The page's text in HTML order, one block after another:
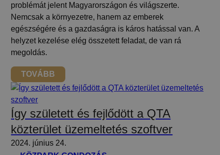
problémát jelent Magyarországon és világszerte.
Nemcsak a környezetre, hanem az emberek
egészségére és a gazdaságra is káros hatással van. A
helyzet kezelése elég összetett feladat, de van rá
megoldás.
TOVÁBB
Így született és fejlődött a QTA
közterület üzemeltetés szoftver
2024. június 24.